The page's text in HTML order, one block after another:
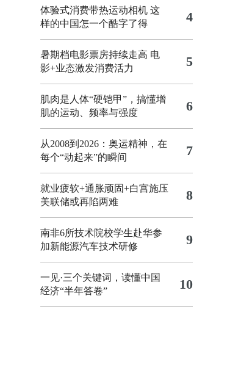
体验式消费带热运动相机 这
样的中国怎一个酷字了得
4
暑期档电影票房持续走高 电
影+业态激发消费活力
5
肌肉是人体“硬铠甲”，搞懂增
肌的运动、频率与强度
6
从2008到2026：奥运精神，在
每个“动起来”的瞬间
7
就业疲软+通胀顽固+白宫施压
美联储或再陷两难
8
南非6所技术院校学生赴华参
加新能源汽车技术研修
9
一见·三个关键词，读懂中国
经济“半年答卷”
10